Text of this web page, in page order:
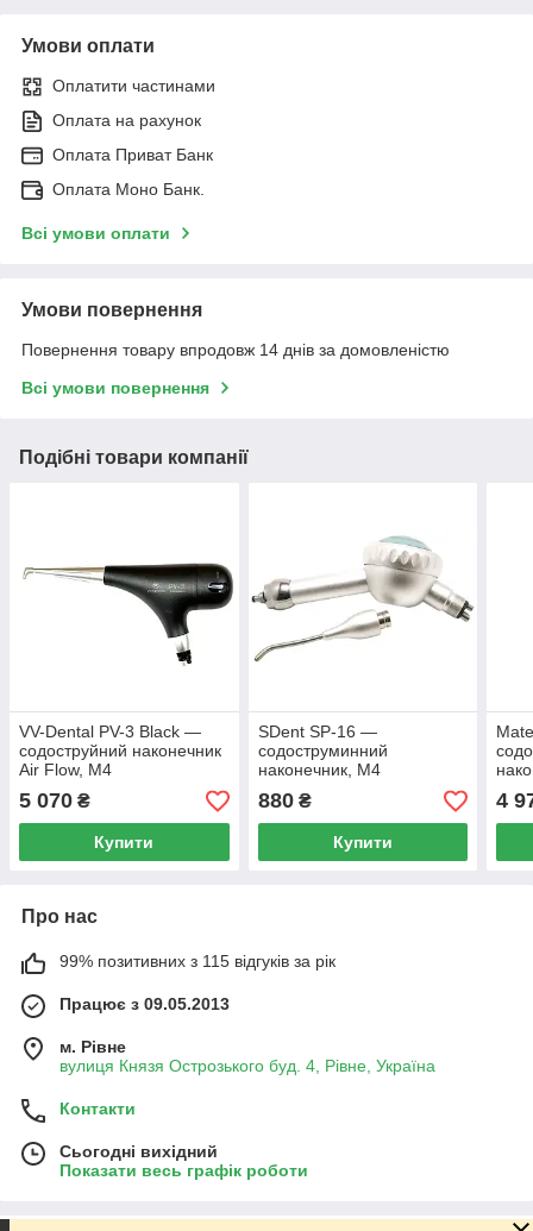
Умови оплати
Оплатити частинами
Оплата на рахунок
Оплата Приват Банк
Оплата Моно Банк.
Всі умови оплати
Умови повернення
Повернення товару впродовж 14 днів за домовленістю
Всі умови повернення
Подібні товари компанії
VV-Dental PV-3 Black —
содоструйний наконечник
Air Flow, M4
5 070 ₴
Купити
SDent SP-16 —
содоструминний
наконечник, M4
880₴
Купити
4
Про нас
99% позитивних з 115 відгуків за рік
Працює з 09.05.2013
м. Рівне
вулиця Князя Острозького буд. 4, Рівне, Україна
Контакти
Сьогодні вихідний
Показати весь графік роботи